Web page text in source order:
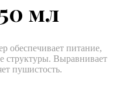
мл
обеспечивает питание,
структуры. Выравнивает
пушистость.